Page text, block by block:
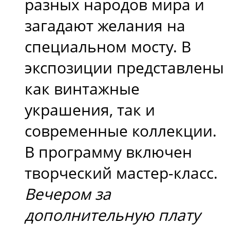
разных народов мира и
загадают желания на
специальном мосту. В
экспозиции представлены
как винтажные
украшения, так и
современные коллекции.
В программу включен
творческий мастер-класс.
Вечером за
дополнительную плату